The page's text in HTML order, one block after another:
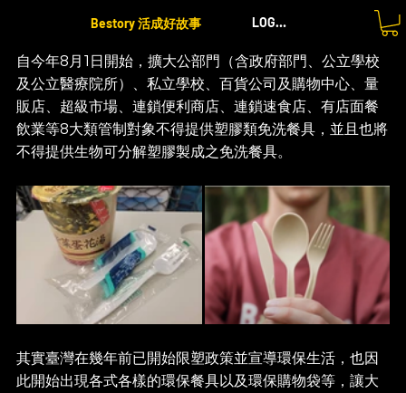
Bestory 活成好故事 LOG IN
限塑政策與生活便利性的和解
自今年8月1日開始，擴大公部門（含政府部門、公立學校
及公立醫療院所）、私立學校、百貨公司及購物中心、量
販店、超級市場、連鎖便利商店、連鎖速食店、有店面餐
飲業等8大類管制對象不得提供塑膠類免洗餐具，並且也將
不得提供生物可分解塑膠製成之免洗餐具。
其實臺灣在幾年前已開始限塑政策並宣導環保生活，也因
此開始出現各式各樣的環保餐具以及環保購物袋等，讓大